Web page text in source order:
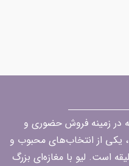
از ۶ سال سابقه در زمینه فروش حضوری و
یکی از انتخاب‌های محبوب و
است. لیو با مغازه‌ای بزرگ